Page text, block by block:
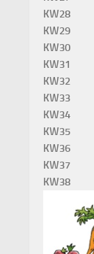
KW28
KW29
KW30
KW31
KW32
KW33
KW34
KW35
KW36
KW37
KW38